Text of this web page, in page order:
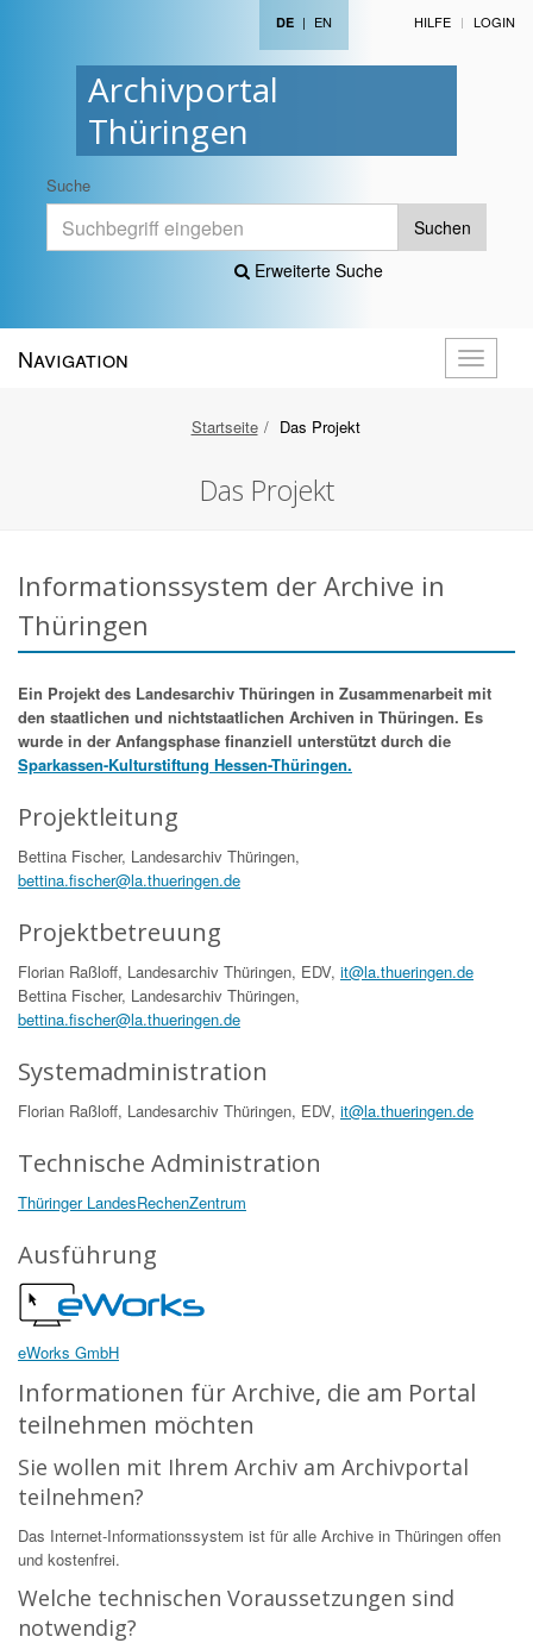
Archivportal
Thüringen
DE | EN HILFE LOGIN
Suche
Suchen
Erweiterte Suche
öffnen
Navigation
Startseite Das Projekt
Das Projekt
Informationssystem der Archive in
Thüringen
Ein Projekt des Landesarchiv Thüringen in Zusammenarbeit mit
den staatlichen und nichtstaatlichen Archiven in Thüringen. Es
wurde in der Anfangsphase finanziell unterstützt durch die
Sparkassen-Kulturstiftung Hessen-Thüringen.
Projektleitung
Bettina Fischer, Landesarchiv Thüringen,
bettina.fischer@la.thueringen.de
Projektbetreuung
Florian Raßloff, Landesarchiv Thüringen, EDV, it@la.thueringen.de
Bettina Fischer, Landesarchiv Thüringen,
bettina.fischer@la.thueringen.de
Systemadministration
Florian Raßloff, Landesarchiv Thüringen, EDV, it@la.thueringen.de
Technische Administration
Thüringer LandesRechenZentrum
Ausführung
eWorks GmbH
Informationen für Archive, die am Portal
teilnehmen möchten
Sie wollen mit Ihrem Archiv am Archivportal
teilnehmen?
Das Internet-Informationssystem ist für alle Archive in Thüringen offen
und kostenfrei.
Welche technischen Voraussetzungen sind
notwendig?